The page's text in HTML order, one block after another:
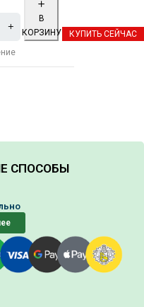
В
КОРЗИНУ
КУПИТЬ СЕЙЧАС
СПОСОБЫ